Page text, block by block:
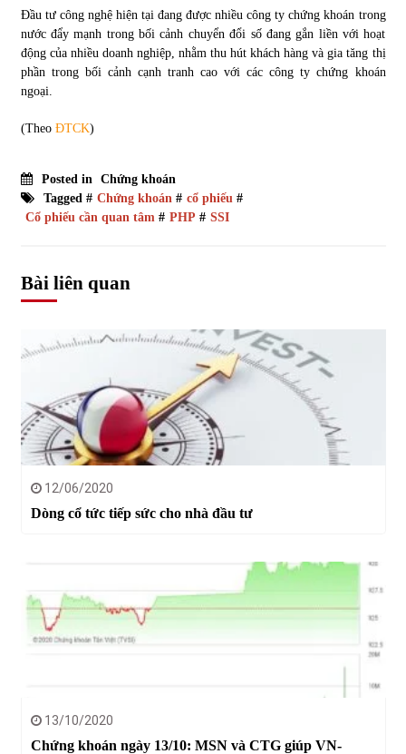
Đầu tư công nghệ hiện tại đang được nhiều công ty chứng khoán trong
nước đẩy mạnh trong bối cảnh chuyển đổi số đang gắn liền với hoạt
động của nhiều doanh nghiệp, nhằm thu hút khách hàng và gia tăng thị
phần trong bối cảnh cạnh tranh cao với các công ty chứng khoán
ngoại.
(Theo ĐTCK)
Posted in
Chứng khoán
Tagged # Chứng khoán # cổ phiếu #
Cổ phiếu cần quan tâm # PHP # SSI
Bài liên quan
12/06/2020
Dòng cổ tức tiếp sức cho nhà đầu tư
13/10/2020
Chứng khoán ngày 13/10: MSN và CTG giúp VN-